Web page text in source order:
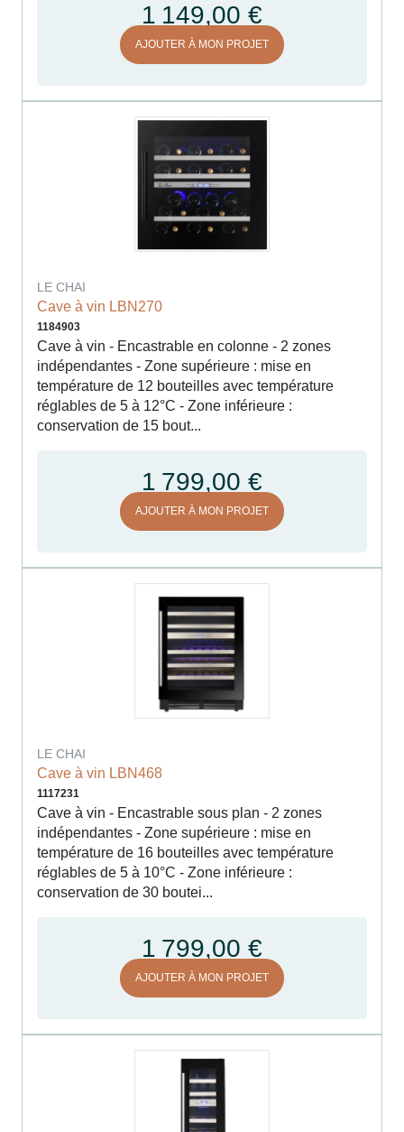
1 149,00 €
AJOUTER À MON PROJET
LE CHAI
Cave à vin LBN270
1184903
Cave à vin - Encastrable en colonne - 2 zones
indépendantes - Zone supérieure : mise en
température de 12 bouteilles avec température
réglables de 5 à 12°C - Zone inférieure :
conservation de 15 bout...
1 799,00 €
AJOUTER À MON PROJET
LE CHAI
Cave à vin LBN468
1117231
Cave à vin - Encastrable sous plan - 2 zones
indépendantes - Zone supérieure : mise en
température de 16 bouteilles avec température
réglables de 5 à 10°C - Zone inférieure :
conservation de 30 boutei...
1 799,00 €
AJOUTER À MON PROJET